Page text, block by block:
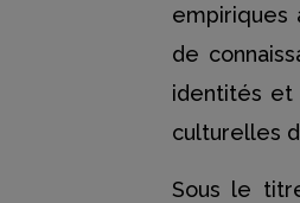
empiriques
de
identités et
culturelles
Sous le